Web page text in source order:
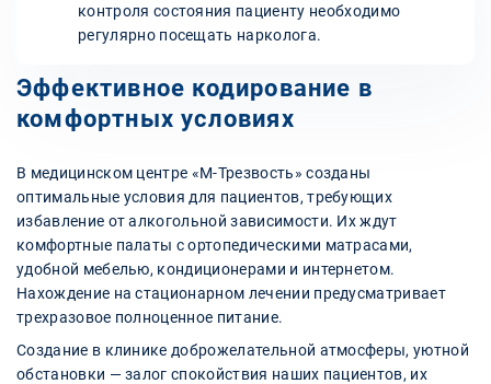
контроля состояния пациенту необходимо
регулярно посещать нарколога.
Эффективное кодирование в
комфортных условиях
В медицинском центре «М-Трезвость» созданы
оптимальные условия для пациентов, требующих
избавление от алкогольной зависимости. Их ждут
комфортные палаты с ортопедическими матрасами,
удобной мебелью, кондиционерами и интернетом.
Нахождение на стационарном лечении предусматривает
трехразовое полноценное питание.
Создание в клинике доброжелательной атмосферы, уютной
обстановки — залог спокойствия наших пациентов, их